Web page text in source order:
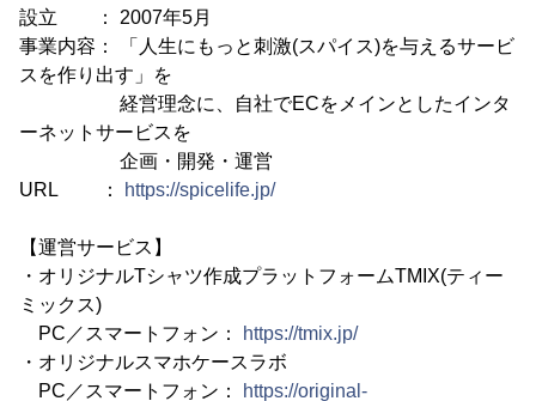
設立 ： 2007年5月
事業内容： 「人生にもっと刺激(スパイス)を与えるサービ
スを作り出す」を
経営理念に、自社でECをメインとしたインタ
ーネットサービスを
企画・開発・運営
URL ：
https://spicelife.jp/
【運営サービス】
・オリジナルTシャツ作成プラットフォームTMIX(ティー
ミックス)
PC／スマートフォン：
https://tmix.jp/
・オリジナルスマホケースラボ
PC／スマートフォン：
https://original-